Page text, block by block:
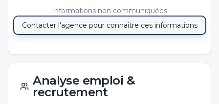
Informations non communiquées
Contacter l'agence pour connaître ces informations
Analyse emploi &
recrutement